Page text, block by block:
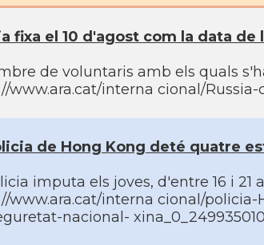
fixa el 10 d'agost com la data
de voluntaris amb els quals
www.ara.cat/interna cional/
de Hong Kong deté quatre
imputa els joves, d'entre 16 i
www.ara.cat/interna cional/
nacional-